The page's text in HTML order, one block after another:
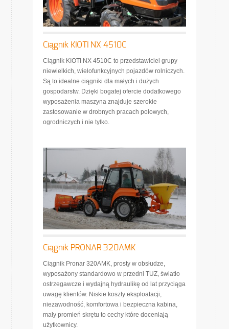
Ciągnik KIOTI NX 4510C
Ciągnik KIOTI NX 4510C to przedstawiciel grupy
niewielkich, wielofunkcyjnych pojazdów rolniczych.
Są to idealne ciągniki dla małych i dużych
gospodarstw. Dzięki bogatej ofercie dodatkowego
wyposażenia maszyna znajduje szerokie
zastosowanie w drobnych pracach polowych,
ogrodniczych i nie tylko.
Ciągnik PRONAR 320AMK
Ciągnik Pronar 320AMK, prosty w obsłudze,
wyposażony standardowo w przedni TUZ, światło
ostrzegawcze i wydajną hydraulikę od lat przyciąga
uwagę klientów. Niskie koszty eksploatacji,
niezawodność, komfortowa i bezpieczna kabina,
mały promień skrętu to cechy które doceniają
użytkownicy.